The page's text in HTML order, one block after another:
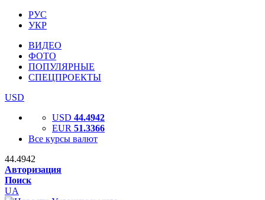
РУС
УКР
ВИДЕО
ФОТО
ПОПУЛЯРНЫЕ
СПЕЦПРОЕКТЫ
USD
USD 44.4942
EUR 51.3366
Все курсы валют
44.4942
Авторизация
Поиск
UA